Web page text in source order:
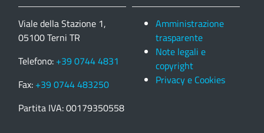
Viale della Stazione 1,
05100 Terni TR
Telefono: +39 0744 4831
Fax: +39 0744 483250
Partita IVA: 00179350558
Amministrazione
trasparente
Note legali e
copyright
Privacy e Cookies